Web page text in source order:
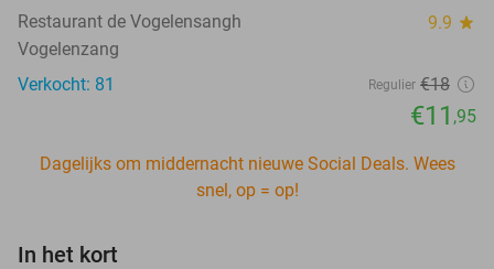
Restaurant de Vogelensangh 9.9 star
Vogelenzang
Verkocht: 81
Regulier €18
€11 ,95
Dagelijks om middernacht nieuwe Social Deals. Wees
snel, op = op!
In het kort